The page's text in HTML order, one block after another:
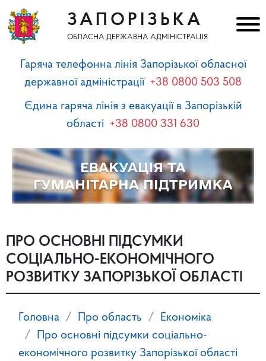
ЗАПОРІЗЬКА
ОБЛАСНА ДЕРЖАВНА АДМІНІСТРАЦІЯ
Гаряча телефонна лінія Запорізької обласної
державної адміністрації +38 0800 503 508
Єдина гаряча лінія з евакуації в Запорізькій
області +38 0800 331 630
ПРО ОСНОВНІ ПІДСУМКИ
СОЦІАЛЬНО-ЕКОНОМІЧНОГО
РОЗВИТКУ ЗАПОРІЗЬКОЇ ОБЛАСТІ
Головна Про область
Економіка
Про основні підсумки соціально-
економічного розвитку Запорізької області